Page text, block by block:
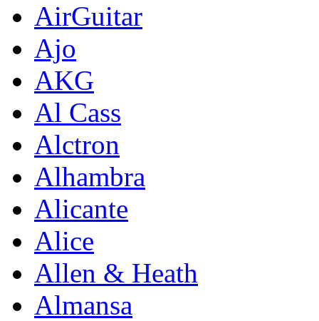
AirGuitar
Ajo
AKG
Al Cass
Alctron
Alhambra
Alicante
Alice
Allen & Heath
Almansa